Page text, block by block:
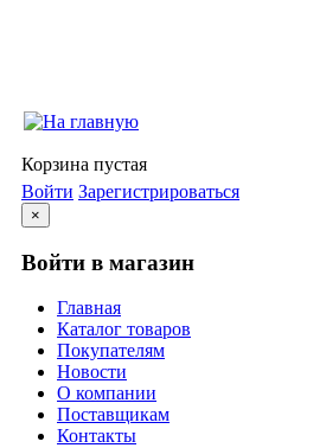
Корзина пустая
Войти Зарегистрироваться
×
Войти в магазин
Главная
Каталог товаров
Покупателям
Новости
О компании
Поставщикам
Контакты